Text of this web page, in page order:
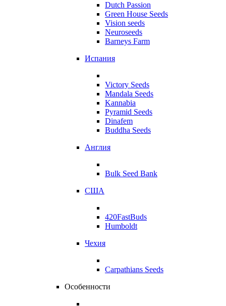
Dutch Passion
Green House Seeds
Vision seeds
Neuroseeds
Barneys Farm
Испания
Victory Seeds
Mandala Seeds
Kannabia
Pyramid Seeds
Dinafem
Buddha Seeds
Англия
Bulk Seed Bank
США
420FastBuds
Humboldt
Чехия
Carpathians Seeds
Особенности